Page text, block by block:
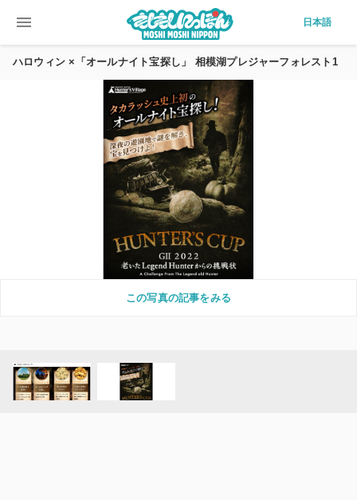
menu 日本語
ハロウィン ×「オールナイト宝探し」 相模湖プレジャーフォレスト1
この写真の記事をみる